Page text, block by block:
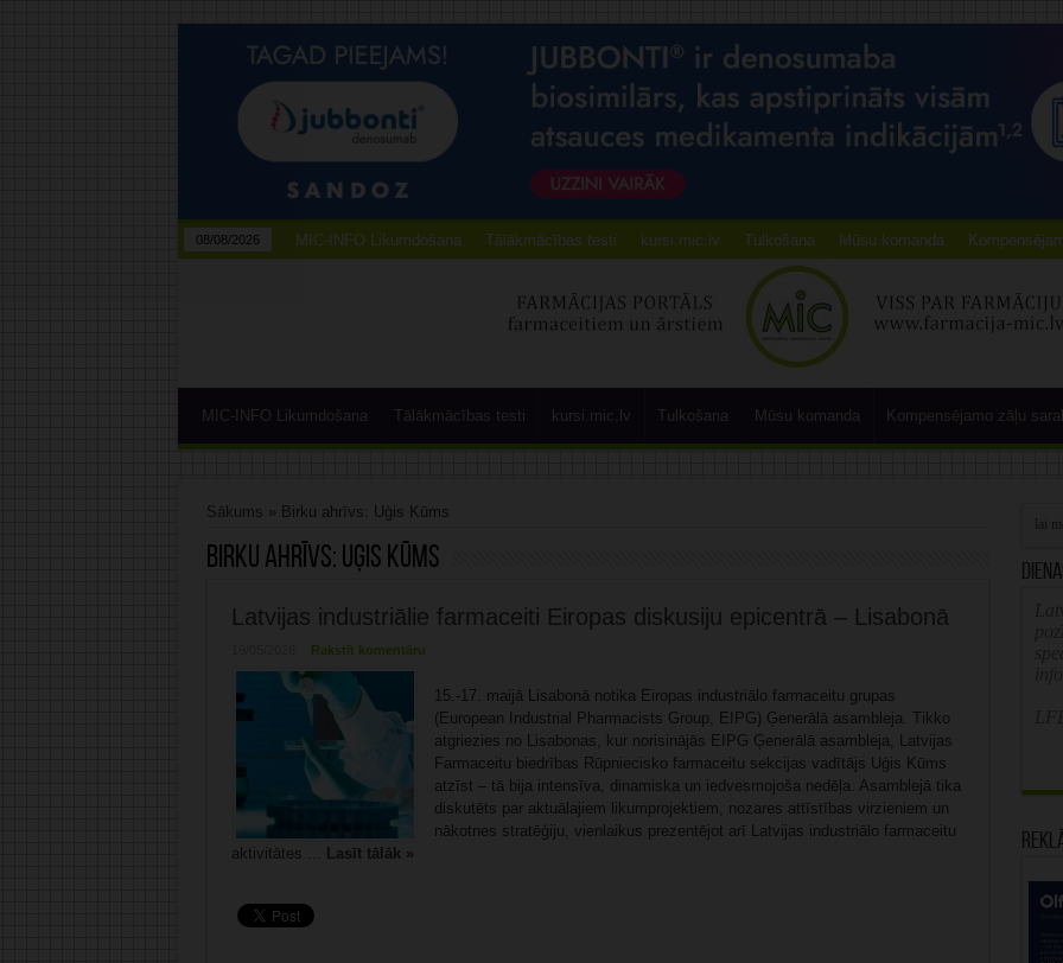
08/08/2026 MIC-INFO Likumdošana Tālākmācības testi kursi.mic.lv Tulkošana Mūsu komanda
MIC-INFO Likumdošana Tālākmācības testi kursi.mic.lv Tulkošana Mūsu komanda Kompensējamo zāļu
Sākums » Birku ahrīvs: Uģis Kūms
Birku ahrīvs: Uģis Kūms
Latvijas industriālie farmaceiti Eiropas diskusiju epicentrā – Lisabonā
Rakstīt komentāru
15.-17. maijā Lisabonā notika Eiropas industriālo farmaceitu grupas
(European Industrial Pharmacists Group, EIPG) Ģenerālā asambleja. Tikko
atgriezies no Lisabonas, kur norisinājās EIPG Ģenerālā asambleja, Latvijas
Farmaceitu biedrības Rūpniecisko farmaceitu sekcijas vadītājs Uģis Kūms
atzīst – tā bija intensīva, dinamiska un iedvesmojoša nedēļa. Asamblejā tika
diskutēts par aktuālajiem likumprojektiem, nozares attīstības virzieniem un
nākotnes stratēģiju, vienlaikus prezentējot arī Latvijas industriālo farmaceitu
aktivitātes ... Lasīt tālāk »